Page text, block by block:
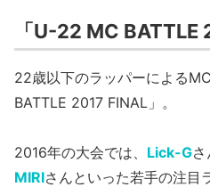
「U-22 MC BATTLE
22歳以下のラッパーによる
BATTLE 2017 FINAL」。
2016年の大会では、 Lick-G
MIRIさんといった若手の注目